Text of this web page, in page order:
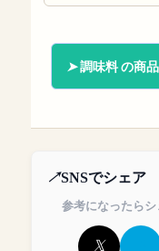
調味料 の商
SNSでシェア
参考になったら